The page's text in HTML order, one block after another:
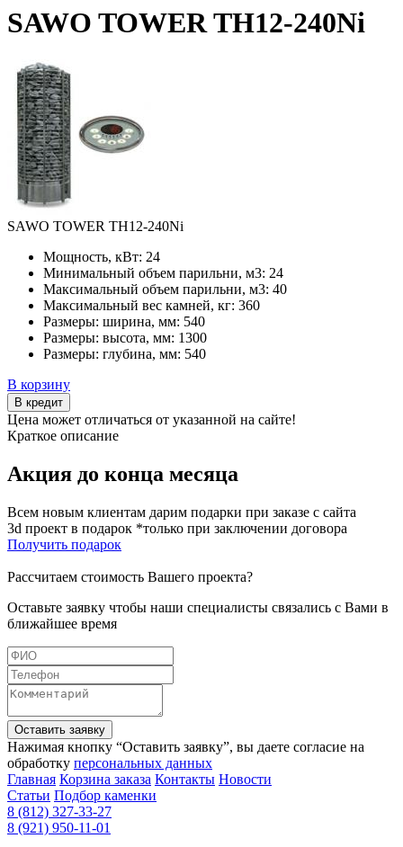
SAWO TOWER TH12-240Ni
SAWO TOWER TH12-240Ni
Мощность, кВт: 24
Минимальный объем парильни, м3: 24
Максимальный объем парильни, м3: 40
Максимальный вес камней, кг: 360
Размеры: ширина, мм: 540
Размеры: высота, мм: 1300
Размеры: глубина, мм: 540
В корзину
В кредит
Цена может отличаться от указанной на сайте!
Краткое описание
Акция до конца месяца
Всем новым клиентам дарим подарки при заказе с сайта
3d проект в подарок *только при заключении договора
Получить подарок
Рассчитаем стоимость Вашего проекта?
Оставьте заявку чтобы наши специалисты связались с Вами в
ближайшее время
Оставить заявку
Нажимая кнопку “Оставить заявку”, вы даете согласие на
обработку персональных данных
Главная Корзина заказа Контакты Новости
Статьи Подбор каменки
8 (812) 327-33-27
8 (921) 950-11-01